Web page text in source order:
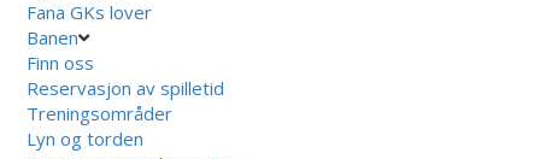
Fana GKs lover
Banen
Finn oss
Reservasjon av spilletid
Treningsområder
Lyn og torden